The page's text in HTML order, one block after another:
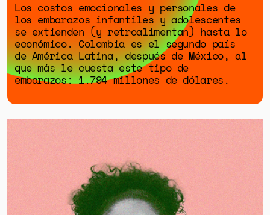
Los costos emocionales y personales de
los embarazos infantiles y adolescentes
se extienden (y retroalimentan) hasta lo
económico. Colombia es el segundo país
de América Latina, después de México, al
que más le cuesta este tipo de
embarazos: 1.794 millones de dólares.